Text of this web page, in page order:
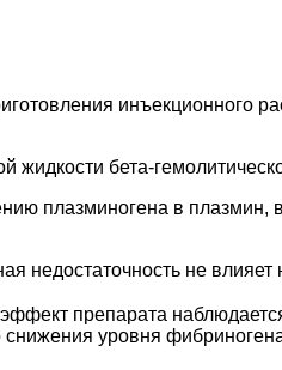
инъекционного
жидкости бета-
плазминогена в плазмин,
недостаточность не
препарата
уровня